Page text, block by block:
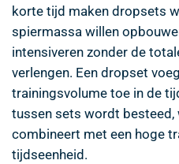
korte tijd maken dropsets
spiermassa willen
intensiveren zonder de
verlengen. Een dropset
trainingsvolume toe in de
tussen sets wordt
combineert met een hoge
tijdseenheid.